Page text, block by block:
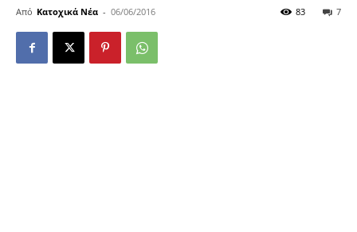
Από Κατοχικά Νέα - 06/06/2016 7
83